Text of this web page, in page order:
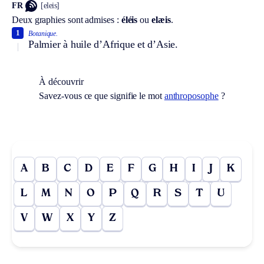
FR [eleis]
Deux graphies sont admises : éléis ou elæis.
Botanique.
Palmier à huile d’Afrique et d’Asie.
1
À découvrir
Savez-vous ce que signifie le mot anthroposophe?
A B C D E F G H I J K
L M N O P Q R S T U
V W X Y Z